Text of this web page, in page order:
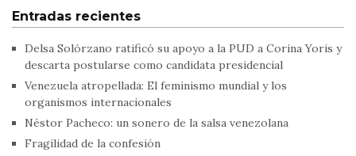
Entradas recientes
Delsa Solórzano ratificó su apoyo a la PUD a Corina Yoris y
descarta postularse como candidata presidencial
Venezuela atropellada: El feminismo mundial y los
organismos internacionales
Néstor Pacheco: un sonero de la salsa venezolana
Fragilidad de la confesión